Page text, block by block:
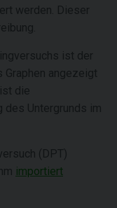
werden. Dieser
ist der
Graphen angezeigt
die
des Untergrunds im
(DPT)
importiert